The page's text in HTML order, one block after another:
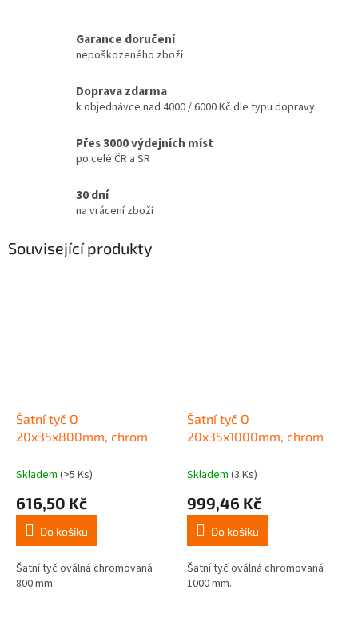
Garance doručení
nepoškozeného zboží
Doprava zdarma
k objednávce nad 4000 / 6000 Kč dle typu dopravy
Přes 3000 výdejních míst
po celé ČR a SR
30 dní
na vrácení zboží
Související produkty
Šatní tyč O
20x35x800mm, chrom
Skladem (>5 Ks)
616,50 Kč
Do košíku
Šatní tyč oválná chromovaná
800 mm.
Šatní tyč O
20x35x1000mm, chrom
Skladem (3 Ks)
999,46 Kč
Do košíku
Šatní tyč oválná chromovaná
1000 mm.